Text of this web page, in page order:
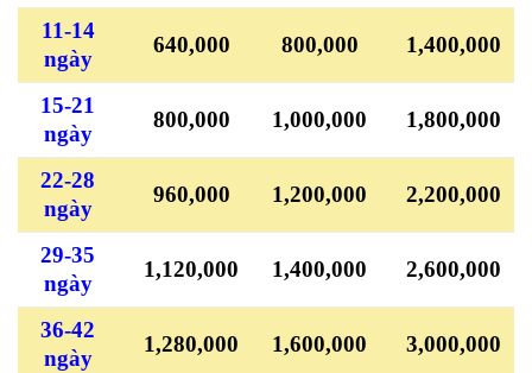
11-14
ngày
640,000 800,000 1,400,000
15-21
ngày
800,000 1,000,000 1,800,000
22-28
ngày
960,000 1,200,000 2,200,000
29-35
ngày
1,120,000 1,400,000 2,600,000
36-42
ngày
1,280,000 1,600,000 3,000,000